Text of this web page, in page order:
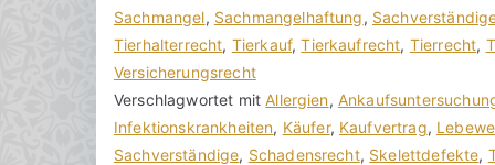
r
2
0
2
n
h
o
r
a
k
i
t
r
a
g
v
Sachmangel, Sachmangelhaftung,
Tierhalterrecht, Tierkauf,Tierkaufrecht, Tierrecht,
Versicherungsrecht
Verschlagwortet mit Allergien,
Infektionskrankheiten, Käufer, Kaufvertrag,
Sachverständige, Schadensrecht, Skelettdefekte,
i
n
e
K
o
m